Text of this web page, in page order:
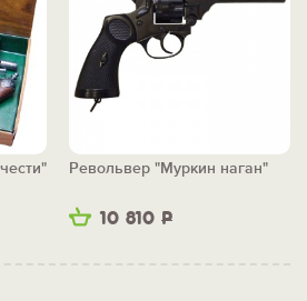
10 810 Р
Револьвер "Муркин наган"